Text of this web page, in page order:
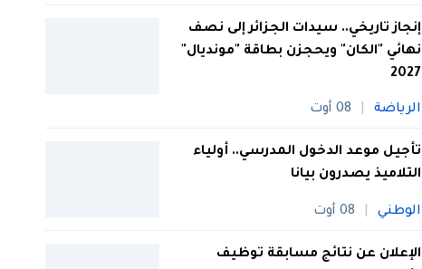
إنجاز تاريخي.. سيدات الجزائر إلى نصف
نهائي "الكان" ويحجزن بطاقة "مونديال"
2027
الرياضة 08 أوت
تأجيل موعد الدخول المدرسي.. أولياء
التلاميذ يصدرون بيانا
الوطني 08 أوت
الإعلان عن نتائج مسابقة توظيف